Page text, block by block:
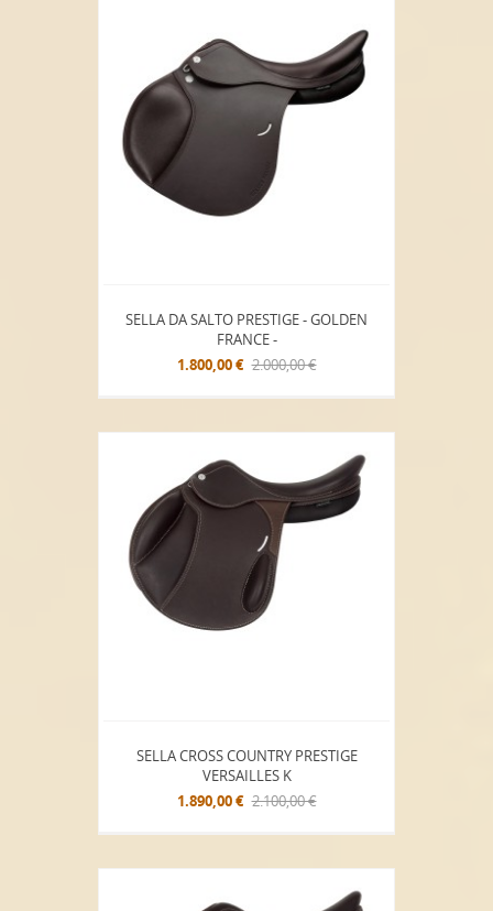
SELLA DA SALTO PRESTIGE - GOLDEN
FRANCE -
1.800,00 € 2.000,00 €
SELLA CROSS COUNTRY PRESTIGE
VERSAILLES K
1.890,00 € 2.100,00 €